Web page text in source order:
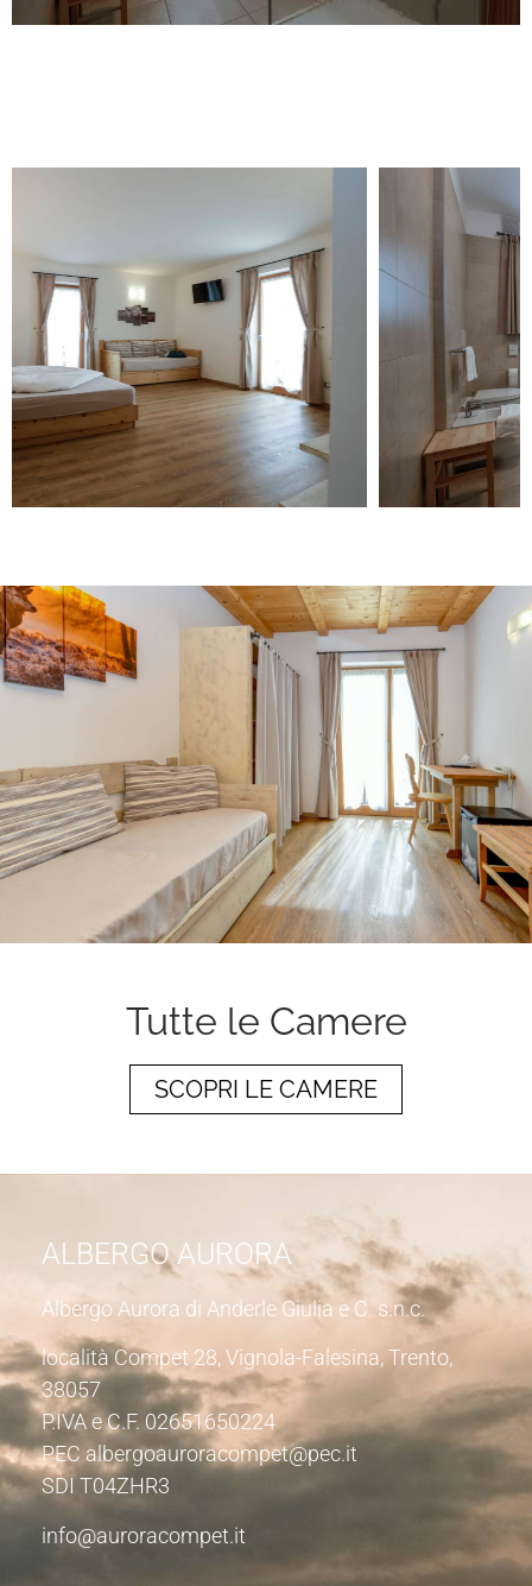
Tutte le Camere
SCOPRI LE CAMERE
ALBERGO AURORA
Albergo Aurora di Anderle Giulia e C. s.n.c.
località Compet 28, Vignola-Falesina, Trento,
38057
P.IVA e C.F. 02651650224
PEC albergoauroracompet@pec.it
SDI T04ZHR3
info@auroracompet.it